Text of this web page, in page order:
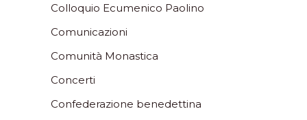
Colloquio Ecumenico Paolino
Comunicazioni
Comunità Monastica
Concerti
Confederazione benedettina